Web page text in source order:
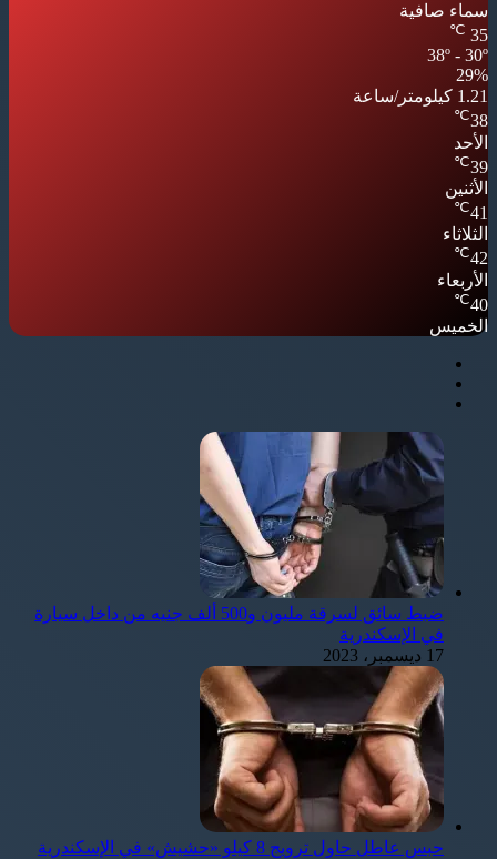
سماء صافية
35
℃
38º - 30º
29%
1.21 كيلومتر/ساعة
38
℃
الأحد
39
℃
الأثنين
41
℃
الثلاثاء
42
℃
الأربعاء
40
℃
الخميس
ضبط سائق لسرقة مليون و500 ألف جنيه من داخل سيارة
في الإسكندرية
17 ديسمبر، 2023
حبس عاطل حاول ترويج 8 كيلو «حشيش» في الإسكندرية